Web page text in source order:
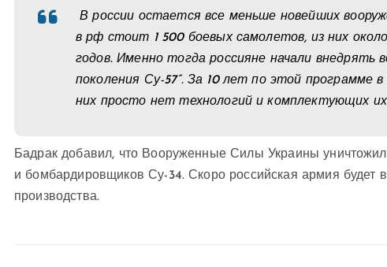
В россии остается все меньше новейших
в рф стоит 1 500 боевых самолетов, из них
годов. Именно тогда россияне начали внедрять
поколения Су-57”. За 10 лет по этой программе
них просто нет технологий и комплектующих
Бадрак добавил, что Вооруженные Силы Украины
и бомбардировщиков Су-34. Скоро российская армия будет
производства.